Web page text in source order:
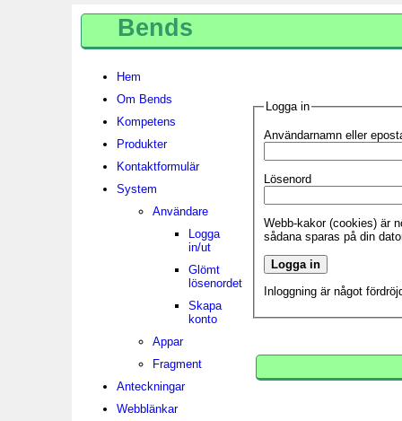
Bends
Hem
Om Bends
Kompetens
Produkter
Kontaktformulär
System
Användare
Logga
in/ut
Glömt
lösenordet
Skapa
konto
Appar
Fragment
Anteckningar
Webblänkar
Logga in
Användarnamn eller
Lösenord
Webb-kakor (cookies) är
sådana sparas på din
Inloggning är något